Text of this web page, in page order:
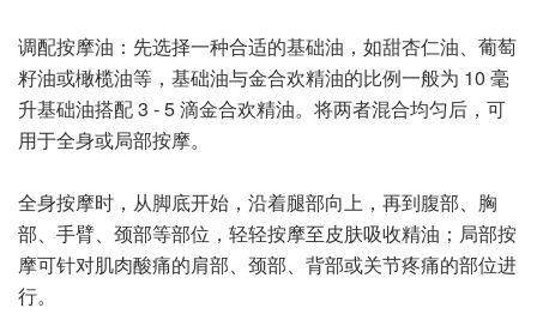
调配按摩油：先选择一种合适的基础油，如甜杏仁油、葡萄
籽油或橄榄油等，基础油与金合欢精油的比例一般为 10 毫
升基础油搭配 3 - 5 滴金合欢精油。将两者混合均匀后，可
用于全身或局部按摩。
全身按摩时，从脚底开始，沿着腿部向上，再到腹部、胸
部、手臂、颈部等部位，轻轻按摩至皮肤吸收精油；局部按
摩可针对肌肉酸痛的肩部、颈部、背部或关节疼痛的部位进
行。